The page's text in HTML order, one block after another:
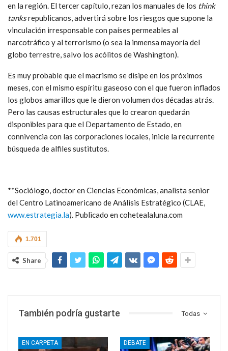
en la región. El tercer capítulo, rezan los manuales de los think
tanksrepublicanos, advertirá sobre los riesgos que supone la
vinculación irresponsable con países permeables al
narcotráfico y al terrorismo (o sea la inmensa mayoría del
globo terrestre, salvo los acólitos de Washington).
Es muy probable que el macrismo se disipe en los próximos
meses, con el mismo espíritu gaseoso con el que fueron inflados
los globos amarillos que le dieron volumen dos décadas atrás.
Pero las causas estructurales que lo crearon quedarán
disponibles para que el Departamento de Estado, en
connivencia con las corporaciones locales, inicie la recurrente
búsqueda de alfiles sustitutos.
**Sociólogo, doctor en Ciencias Económicas, analista senior
del Centro Latinoamericano de Análisis Estratégico (CLAE,
www.estrategia.la). Publicado en cohetealaluna.com
1.701
Share
Todas
También podría gustarte
EN CARPETA DEBATE